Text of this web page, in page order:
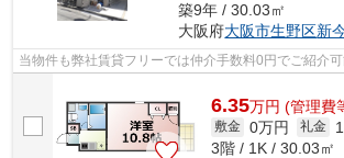
築9年 / 30.03㎡
大阪府大阪市生野区新
当物件も弊社賃貸フリーでは仲介手数料0円でご紹介可
6.35万円 (管理費
敷金 0万円 礼金
3階 / 1K / 30.03㎡